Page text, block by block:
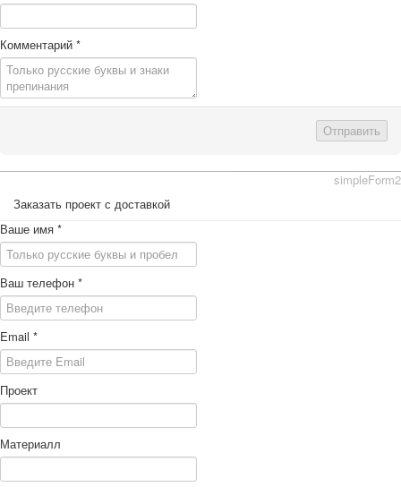
Комментарий *
Отправить
simpleForm2
Заказать проект с доставкой
Ваше имя *
Ваш телефон *
Email *
Проект
Материалл